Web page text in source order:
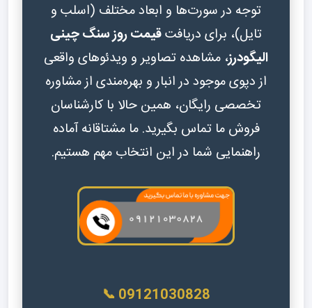
توجه در سورت‌ها و ابعاد مختلف (اسلب و
تایل)، برای دریافتقیمت روز سنگ چینی
الیگودرز، مشاهده تصاویر و ویدئوهای واقعی
از دپوی موجود در انبار و بهره‌مندی از مشاوره
تخصصی رایگان، همین حالا با کارشناسان
فروش ما تماس بگیرید. ما مشتاقانه آماده
راهنمایی شما در این انتخاب مهم هستیم.
09121030828 📞